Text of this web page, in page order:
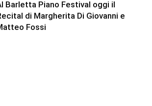
Barletta Piano Festival oggi il
di Margherita Di Giovanni e
Fossi